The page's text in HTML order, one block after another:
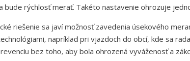
bude rýchlosť merať. Takéto nastavenie ohrozuje
riešenie sa javí možnosť zavedenia úsekového
napríklad pri vjazdoch do obcí, kde sa
bez toho, aby bola ohrozená vyváženosť a